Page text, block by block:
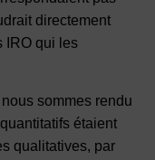
directement
IRO qui les
sommes rendu
étaient
qualitatives, par